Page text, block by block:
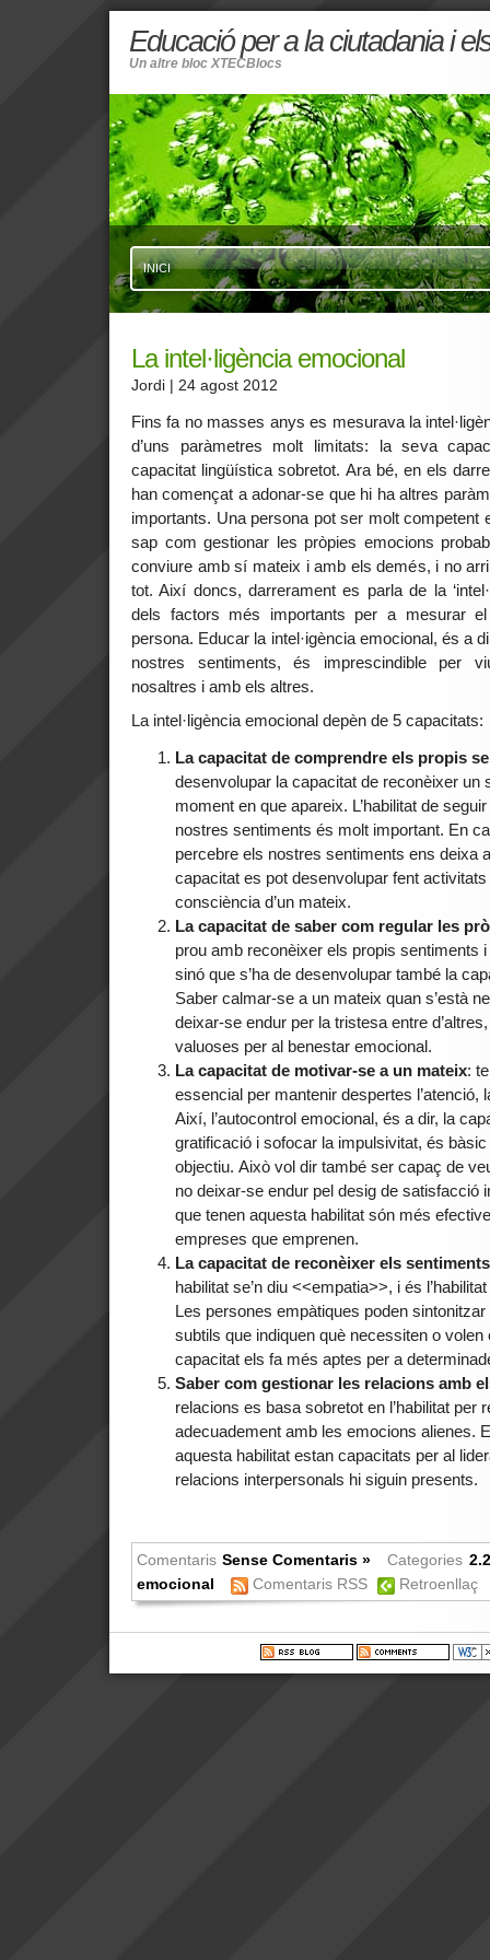
Educació per a la ciutadania i
Un altre bloc XTECBlocs
INICI
La intel·ligència emocional
Jordi | 24 agost 2012
Fins fa no masses anys es mesurava la
d’uns paràmetres molt limitats: la seva
capacitat lingüística sobretot. Ara bé, en els
han començat a adonar-se que hi ha altres
importants. Una persona pot ser molt competent
sap com gestionar les pròpies emocions
conviure amb sí mateix i amb els demés, i no
tot. Així doncs, darrerament es parla de la
dels factors més importants per a mesurar el
persona. Educar la intel·igència emocional, és a
nostres sentiments, és imprescindible per
nosaltres i amb els altres.
La intel·ligència emocional depèn de 5 capacitats:
La capacitat de comprendre els propis
desenvolupar la capacitat de reconèixer un
moment en que apareix. L’habilitat de
nostres sentiments és molt important. En
percebre els nostres sentiments ens deixa
capacitat es pot desenvolupar fent
consciència d’un mateix.
La capacitat de saber com regular les
prou amb reconèixer els propis sentiments
sinó que s’ha de desenvolupar també la
Saber calmar-se a un mateix quan s’està
deixar-se endur per la tristesa entre
valuoses per al benestar emocional.
La capacitat de motivar-se a un mateix:
essencial per mantenir despertes l’atenció,
Així, l’autocontrol emocional, és a dir, la
gratificació i sofocar la impulsivitat, és
objectiu. Això vol dir també ser capaç de
no deixar-se endur pel desig de satisfacció
que tenen aquesta habilitat són més
empreses que emprenen.
La capacitat de reconèixer els
habilitat se’n diu <<empatia>>, i és
Les persones empàtiques poden
subtils que indiquen què necessiten o
capacitat els fa més aptes per a
Saber com gestionar les relacions amb
relacions es basa sobretot en l’habilitat per
adecuadement amb les emocions alienes.
aquesta habilitat estan capacitats per al
relacions interpersonals hi siguin presents.
Comentaris Sense Comentaris » Categories
emocional
Comentaris RSS Retroenllaç